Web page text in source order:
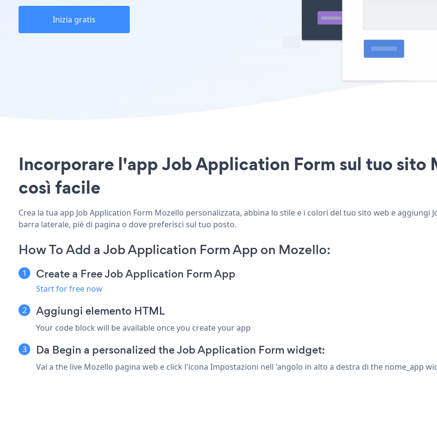
Inizia gratis
Incorporare l'app Job Application Form sul tuo sito
così facile
Crea la tua app Job Application Form Mozello personalizzata, abbina lo stile e i colori del tuo sito web e aggiungi
barra laterale, piè di pagina o dove preferisci sul tuo posto.
How To Add a Job Application Form App on Mozello:
Create a Free Job Application Form App
Start for free now
Aggiungi elemento HTML
Your code block will be available once you create your app
Da Begin a personalized the Job Application Form widget:
Vai a the live Mozello pagina web e click l'icona Impostazioni nell 'angolo in alto a destra di the nome_app